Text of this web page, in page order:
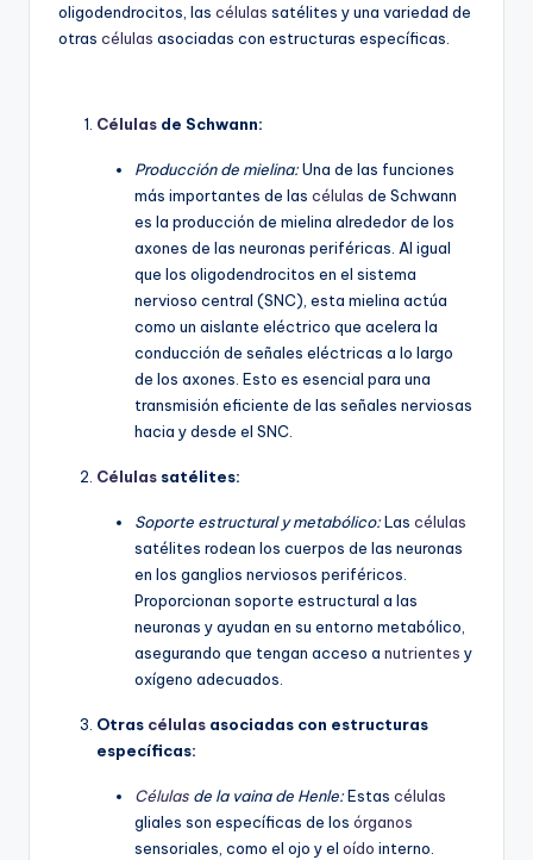
oligodendrocitos, las células satélites y una variedad de
otras células asociadas con estructuras específicas.
Células de Schwann:
Producción de mielina:Una de las funciones
más importantes de las células de Schwann
es la producción de mielina alrededor de los
axones de las neuronas periféricas. Al igual
que los oligodendrocitos en el sistema
nervioso central (SNC), esta mielina actúa
como un aislante eléctrico que acelera la
conducción de señales eléctricas a lo largo
de los axones. Esto es esencial para una
transmisión eficiente de las señales nerviosas
hacia y desde el SNC.
Células satélites:
Soporte estructural y metabólico:Las células
satélites rodean los cuerpos de las neuronas
en los ganglios nerviosos periféricos.
Proporcionan soporte estructural a las
neuronas y ayudan en su entorno metabólico,
asegurando que tengan acceso a nutrientes y
oxígeno adecuados.
Otras células asociadas con estructuras
específicas:
Células de la vaina de Henle:Estas células
gliales son específicas de los órganos
sensoriales, como el ojo y el oído interno.